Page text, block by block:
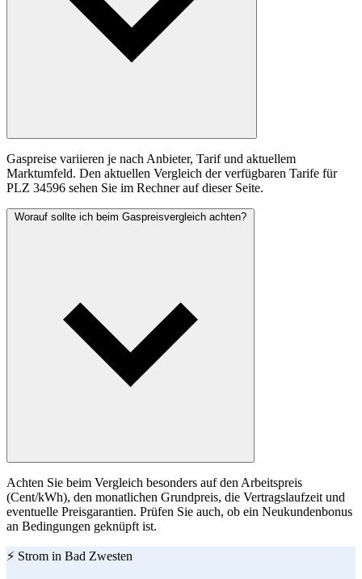
Gaspreise variieren je nach Anbieter, Tarif und aktuellem
Marktumfeld. Den aktuellen Vergleich der verfügbaren Tarife für
PLZ 34596 sehen Sie im Rechner auf dieser Seite.
Worauf sollte ich beim Gaspreisvergleich achten?
Achten Sie beim Vergleich besonders auf den Arbeitspreis
(Cent/kWh), den monatlichen Grundpreis, die Vertragslaufzeit und
eventuelle Preisgarantien. Prüfen Sie auch, ob ein Neukundenbonus
an Bedingungen geknüpft ist.
⚡ Strom in Bad Zwesten